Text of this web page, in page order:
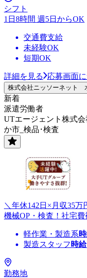
シフト
1日8時間 週5日からOK
交通費支給
未経験OK
短期OK
詳細を見る 応募画面
株式会社ニッソーネット
新着
派遣労働者
UTエージェント株式
か市_検品･検査
＼年休142日×月収35
機械OP・検査！社宅
軽作業・製造系
製造スタッフ 時給
勤務地